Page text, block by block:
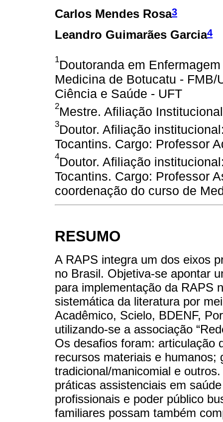
Carlos Mendes Rosa3
Leandro Guimarães Garcia4
1Doutoranda em
Medicina de Botucatu -
Ciência e Saúde - UFT
2Mestre. Afiliação
3Doutor. Afiliação
Tocantins. Cargo: Professor
4Doutor. Afiliação
Tocantins. Cargo: Professor
coordenação do curso de
RESUMO
A RAPS integra um dos eixos
no Brasil. Objetiva-se apontar
para implementação da RAPS
sistemática da literatura por
Acadêmico, Scielo, BDENF,
utilizando-se a associação
Os desafios foram: articulação
recursos materiais e humanos;
tradicional/manicomial e
práticas assistenciais em
profissionais e poder público
familiares possam também